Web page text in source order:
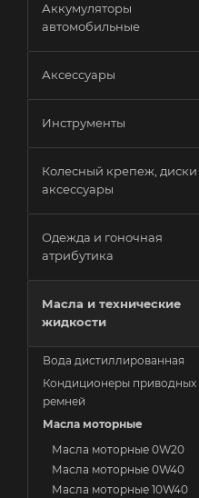
Аккумуляторы
автомобильные
Аксессуары
Инструменты
Колесный крепеж, диски
аксессуары
Одежда и гоночная
атрибутика
Масла и технические
жидкости
Вода дистиллированная
Кондиционеры приводных
ремней
Масла моторные
Масла моторные 0W20
Масла моторные 0W40
Масла моторные 10W40